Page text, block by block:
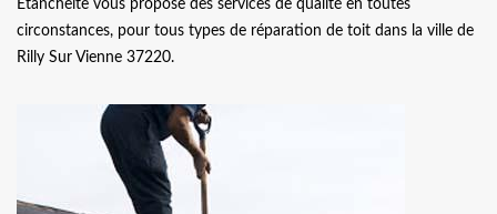
Etancheite vous propose des services de qualité en toutes
circonstances, pour tous types de réparation de toit dans la ville de
Rilly Sur Vienne 37220.